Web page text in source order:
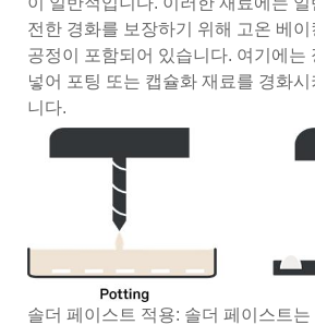
전한 경화를 보장하기 위해 고온 베
공정이 포함되어 있습니다. 여기에는
넣어 포팅 또는 캡슐화 재료를 경화
니다.
솔더 페이스트 적용: 솔더 페이스트